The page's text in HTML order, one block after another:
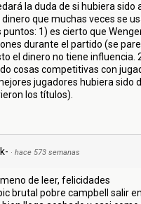
la duda de si hubiera sido
que muchas veces se
puntos: 1) es cierto que
durante el partido (se
el dinero no tiene influencia.
cosas competitivas con
jugadores hubiera sido
los títulos).
· hace 573 semanas
de leer, felicidades
brutal pobre campbell salir